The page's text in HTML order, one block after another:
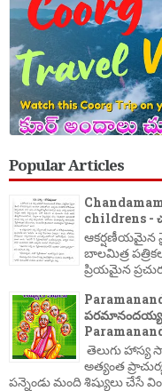
Popular Articles
childrens -
ఆకర్షణీయమైన
బాలమిత్ర
ప్రియమైన
పరమానందయ్య
తెలుగు హాస్య
అత్యంత
పన్నెండు మంది శిష్యులు చేసే